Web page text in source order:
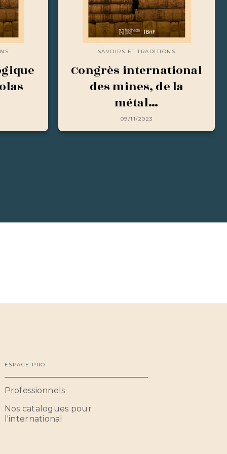
SAVOIRS ET TRADITIONS
Congrès international
des mines, de la
métal…
09/11/2023
ESPACE PRO
Professionnels
Nos catalogues pour
l'international